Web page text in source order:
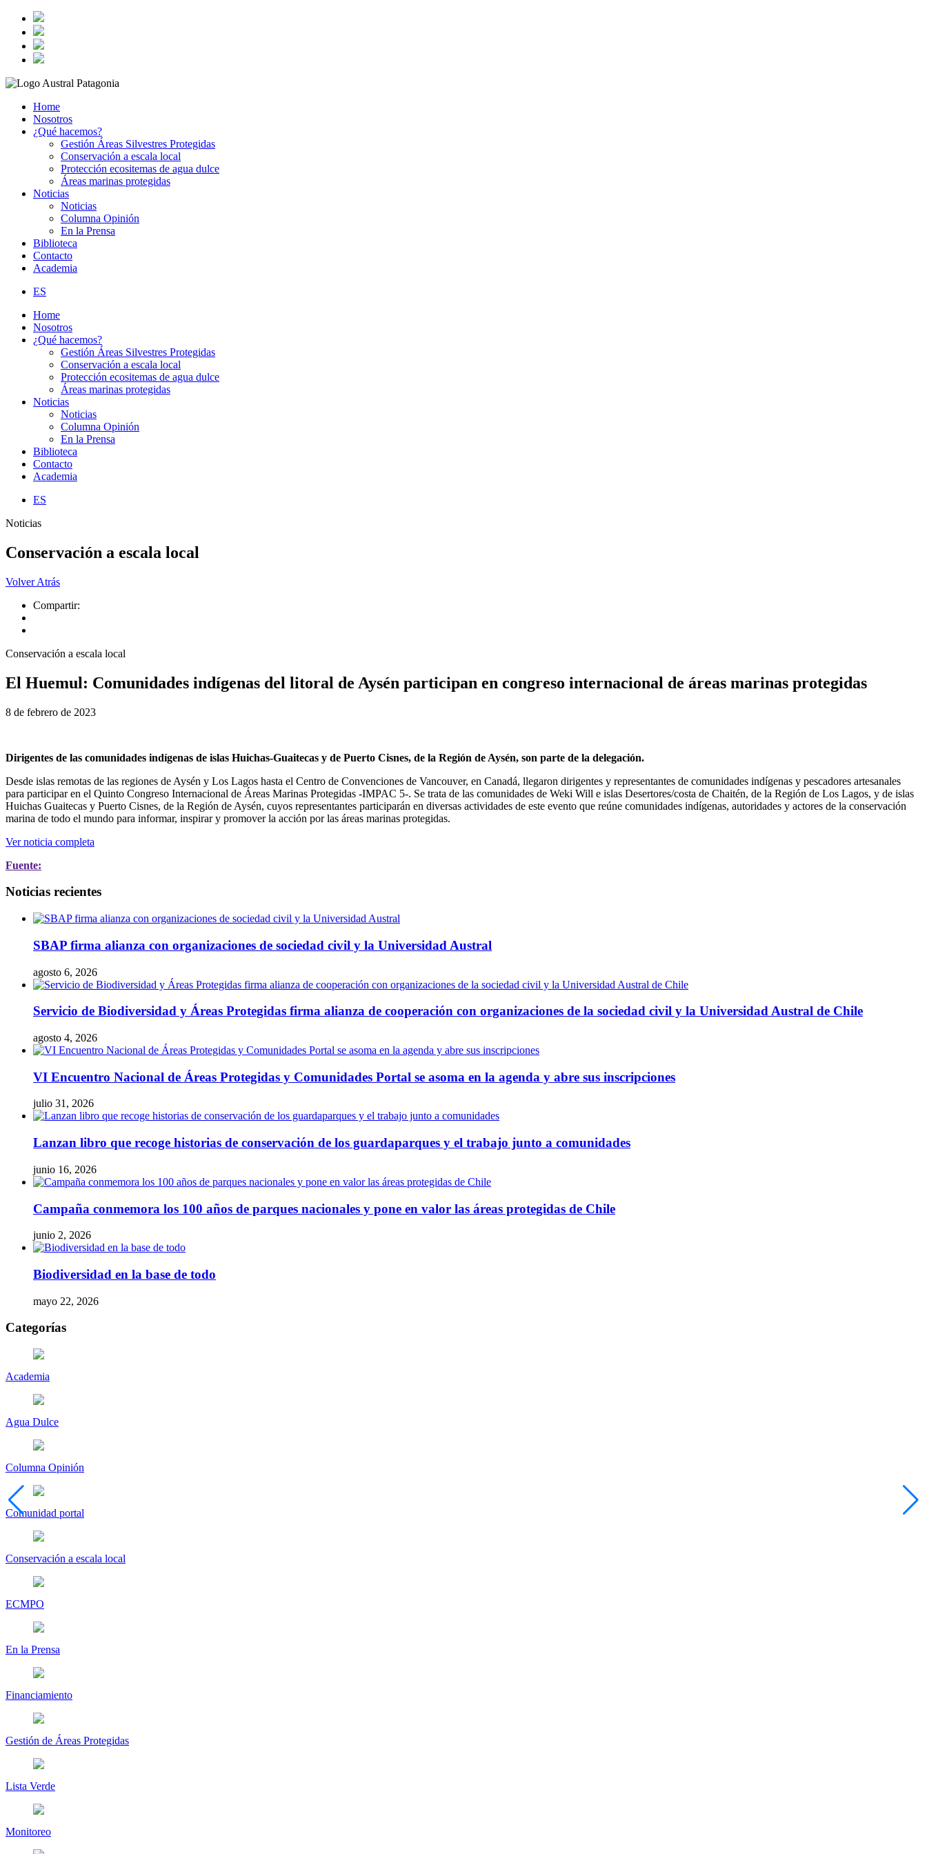
Home
Nosotros
¿Qué hacemos?
Gestión Áreas Silvestres Protegidas
Conservación a escala local
Protección ecositemas de agua dulce
Áreas marinas protegidas
Noticias
Noticias
Columna Opinión
En la Prensa
Biblioteca
Contacto
Academia
ES
Home
Nosotros
¿Qué hacemos?
Gestión Áreas Silvestres Protegidas
Conservación a escala local
Protección ecositemas de agua dulce
Áreas marinas protegidas
Noticias
Noticias
Columna Opinión
En la Prensa
Biblioteca
Contacto
Academia
ES
Noticias
Conservación a escala local
Volver Atrás
Compartir:
Conservación a escala local
El Huemul: Comunidades indígenas del litoral de Aysén participan en congreso internacional de áreas marinas protegidas
8 de febrero de 2023
Dirigentes de las comunidades indígenas de islas Huichas-Guaitecas y de Puerto Cisnes, de la Región de Aysén, son parte de la delegación.
Desde islas remotas de las regiones de Aysén y Los Lagos hasta el Centro de Convenciones de Vancouver, en Canadá, llegaron dirigentes y representantes de comunidades indígenas y pescadores artesanales
para participar en el Quinto Congreso Internacional de Áreas Marinas Protegidas -IMPAC 5-. Se trata de las comunidades de Weki Will e islas Desertores/costa de Chaitén, de la Región de Los Lagos, y de islas
Huichas Guaitecas y Puerto Cisnes, de la Región de Aysén, cuyos representantes participarán en diversas actividades de este evento que reúne comunidades indígenas, autoridades y actores de la conservación
marina de todo el mundo para informar, inspirar y promover la acción por las áreas marinas protegidas.
Ver noticia completa
Fuente:
Noticias recientes
SBAP firma alianza con organizaciones de sociedad civil y la Universidad Austral
agosto 6, 2026
Servicio de Biodiversidad y Áreas Protegidas firma alianza de cooperación con organizaciones de la sociedad civil y la Universidad Austral de Chile
agosto 4, 2026
VI Encuentro Nacional de Áreas Protegidas y Comunidades Portal se asoma en la agenda y abre sus inscripciones
julio 31, 2026
Lanzan libro que recoge historias de conservación de los guardaparques y el trabajo junto a comunidades
junio 16, 2026
Campaña conmemora los 100 años de parques nacionales y pone en valor las áreas protegidas de Chile
junio 2, 2026
Biodiversidad en la base de todo
mayo 22, 2026
Categorías
Academia
Agua Dulce
Columna Opinión
Comunidad portal
Conservación a escala local
ECMPO
En la Prensa
Financiamiento
Gestión de Áreas Protegidas
Lista Verde
Monitoreo